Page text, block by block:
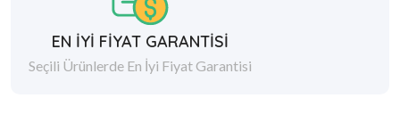
EN İYİ FİYAT GARANTİSİ
Seçili Ürünlerde En İyi Fiyat Garantisi